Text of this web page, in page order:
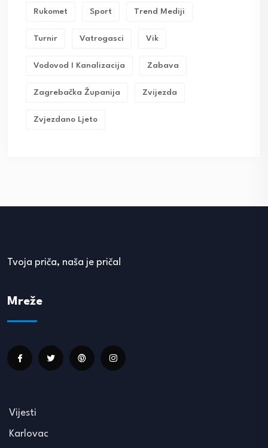
Rukomet Sport Trend Mediji
Turnir Vatrogasci Vik
Vodovod I Kanalizacija Zabava
Zagrebačka Županija Zvijezda
Zvjezdano Ljeto
Tvoja priča, naša je priča!
Mreže
Vijesti
Karlovac